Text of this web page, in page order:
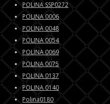
POLINA SSP0272
POLINA 0006
POLINA 0048
POLINA 0054
POLINA 0069
POLINA 0075
POLINA 0137
POLINA 0140
Polina0180